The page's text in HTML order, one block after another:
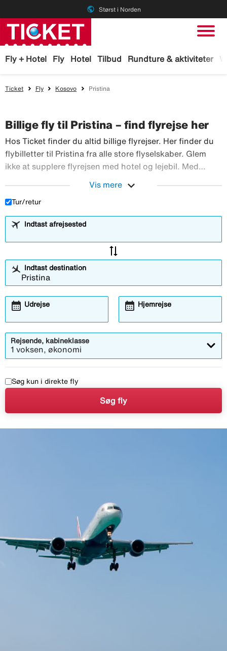
public Størst i Norden
Fly + Hotel Fly Hotel Tilbud Rundture & aktiviteter
Ticket Fly Kosovo Pristina
Billige fly til Pristina – find flyrejse her
Hos Ticket finder du altid billige flyrejser. Her finder du
flybilletter til Pristina fra alle store flyselskaber. Glem
ikke at supplere flyrejsen med hotel og lejebil. Med
Vis mere expand_more
Tur/retur
Indtast afrejsested
sync_alt
Indtast destination
Udrejse
calendar_month Hjemrejse
calendar_month
Rejsende, kabineklasse
1 voksen, økonomi
Søg kun i direkte fly
Søg fly